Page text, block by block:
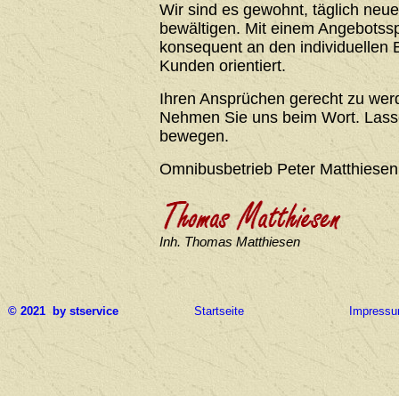
Wir sind es gewohnt, täglich
bewältigen. Mit einem
konsequent an den individuellen
Kunden orientiert.
Ihren Ansprüchen gerecht zu
Nehmen Sie uns beim Wort.
bewegen.
Omnibusbetrieb Peter Matthiesen
Inh. Thomas Matthiesen
© 2021 by stservice Startseite